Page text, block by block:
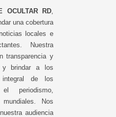
OCULTAR RD
una cobertura
locales e
Nuestra
transparencia y
y brindar a los
integral de los
periodismo,
Nos
audiencia